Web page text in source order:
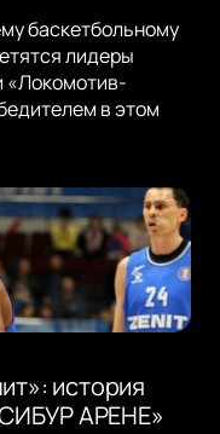
баскетбольному
лидеры
«Локомотив-
в этом
история
АРЕНЕ»